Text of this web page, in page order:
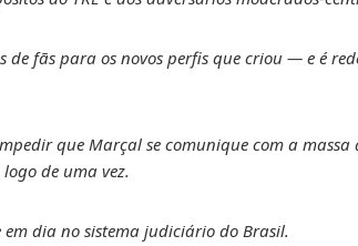
fãs para os novos perfis que criou — e é
que Marçal se comunique com a
de uma vez.
dia no sistema judiciário do Brasil.